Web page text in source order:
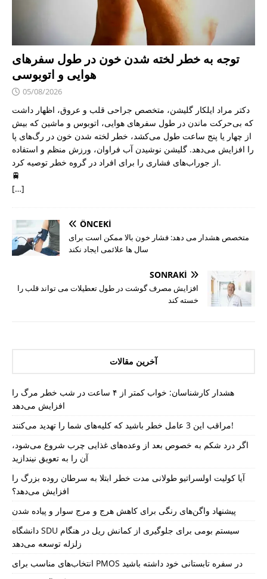
توجه به خطر لخته شدن خون در طول سفرهای
هوایی و اتوبوسی
05/08/2026
دکتر مراد ایلکار گلیشن، متخصص جراحی قلب و عروق، اظهار داشت
که بی‌حرکت ماندن در طول سفرهای هوایی، اتوبوس و ماشین که بیش
از چهار یا پنج ساعت طول می‌کشد، خطر لخته شدن خون در رگ‌های پا
را افزایش می‌دهد. گلیشن نوشیدن آب فراوان، ورزش منظم و استفاده
از جوراب‌های فشاری را برای افراد در گروه خطر توصیه کرد.
🚆
[…]
ÖNCEKI
متخصص هشدار می دهد: فشار خون بالا ممکن است برای
سال ها علائمی ایجاد نکند
SONRAKI
افزایش مصرف گوشت در طول تعطیلات می تواند قلب را
خسته کند
آخرین مقالات
هشدار کارشناسان: خواب کمتر از ۴ ساعت در شب خطر مرگ را
افزایش می‌دهد
مراقب این 3 عامل خطر باشید که کلیه‌های شما را تهدید می‌کنند!
اگر درد شکم به خصوص بعد از وعده‌های غذایی چرب شروع می‌شود،
آن را به تعویق نیندازید
آیا کولیت اولسراتیو طولانی مدت خطر ابتلا به سرطان روده بزرگ را
افزایش می‌دهد؟
پیشنهاد واگن‌های رنگی برای کاهش هرج و مرج سوار و پیاده شدن
دانشگاه SDU سیستم بومی برای جلوگیری از کمانش ریل در هنگام
زلزله توسعه می‌دهد
انتخاب‌های مناسب برای PMOS در سفره تابستانی خود داشته باشید